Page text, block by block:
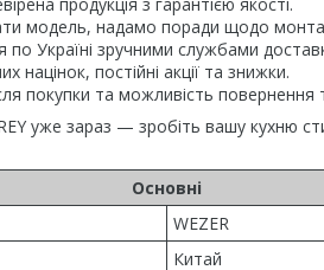
модель, надамо поради щодо
Україні зручними службами
націнок, постійні акції та знижки.
покупки та можливість повернення
уже зараз — зробіть вашу кухню
Основні
WEZER
Китай